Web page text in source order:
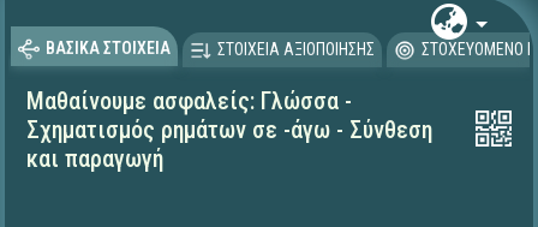
ΒΑΣΙΚΑ ΣΤΟΙΧΕΙΑ ΣΤΟΙΧΕΙΑ ΑΞΙΟΠΟΙΗΣΗΣ ΣΤΟΧΕΥΟΜΕΝΟ
Μαθαίνουμε ασφαλείς: Γλώσσα -
Σχηματισμός ρημάτων σε -άγω - Σύνθεση
και παραγωγή